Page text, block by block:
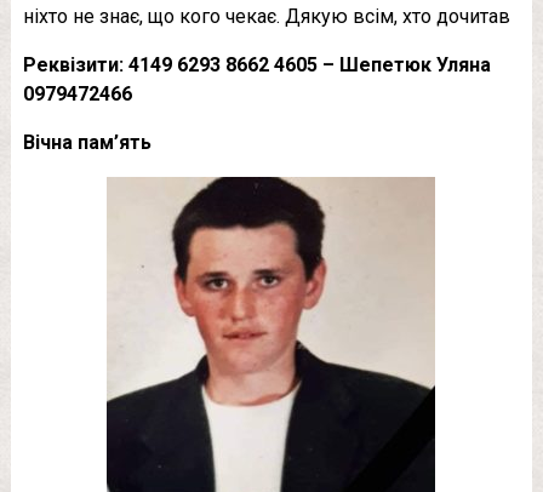
ніхто не знає, що кого чекає. Дякую всім, хто дочитав
Реквізити: 4149 6293 8662 4605 – Шепетюк Уляна
0979472466
Вічна пам’ять